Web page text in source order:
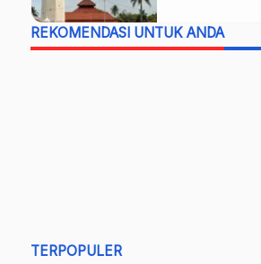
REKOMENDASI UNTUK ANDA
TERPOPULER